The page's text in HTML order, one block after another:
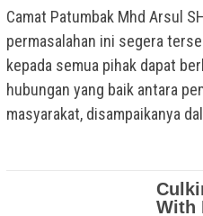
Camat Patumbak Mhd Arsul
permasalahan ini segera
kepada semua pihak dapat
hubungan yang baik antara
masyarakat, disampaikanya